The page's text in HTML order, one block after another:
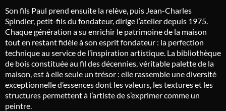
Son fils Paul prend ensuite la relève, puis Jean-Charles
Spindler, petit-fils du fondateur, dirige l’atelier depuis 1975.
Chaque génération a su enrichir le patrimoine de la maison
tout en restant fidèle à son esprit fondateur : la perfection
technique au service de l’inspiration artistique. La bibliothèque
de bois constituée au fil des décennies, véritable palette de la
maison, est à elle seule un trésor : elle rassemble une diversité
exceptionnelle d’essences dont les valeurs, les textures et les
structures permettent à l’artiste de s’exprimer comme un
peintre.